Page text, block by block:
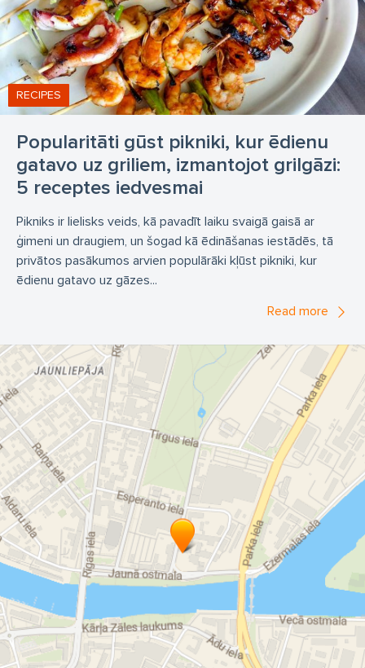
Popularitāti gūst pikniki, kur ēdienu
gatavo uz griliem, izmantojot grilgāzi:
5 receptes iedvesmai
RECIPES
Pikniks ir lielisks veids, kā pavadīt laiku svaigā gaisā ar
ģimeni un draugiem, un šogad kā ēdināšanas iestādēs, tā
privātos pasākumos arvien populārāki kļūst pikniki, kur
ēdienu gatavo uz gāzes...
Read more